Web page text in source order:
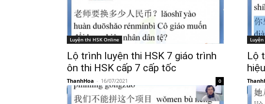
Luyện thi HSK Online
Lộ trình luyện thi HSK 7 giáo trình
ôn thi HSK cấp 7 cấp tốc
ThanhHoa - 16/07/2021 0
Lộ